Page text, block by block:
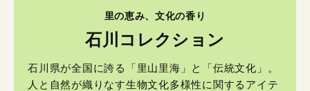
里の恵み、文化の香り
石川コレクション
石川県が全国に誇る「里山里海」と「伝統文化」。
人と自然が織りなす生物文化多様性に関するアイテ